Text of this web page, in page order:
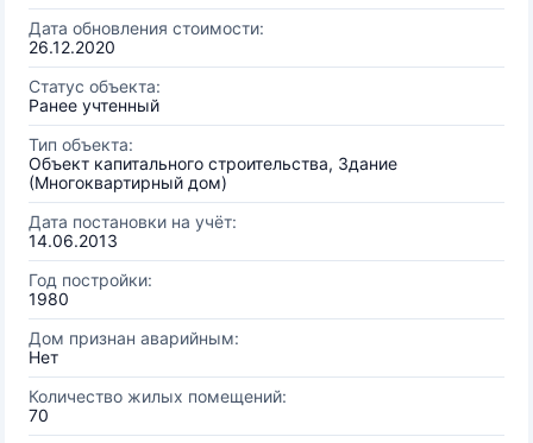
Дата обновления стоимости:
26.12.2020
Статус объекта:
Ранее учтенный
Тип объекта:
Объект капитального строительства, Здание
(Многоквартирный дом)
Дата постановки на учёт:
14.06.2013
Год постройки:
1980
Дом признан аварийным:
Нет
Количество жилых помещений:
70